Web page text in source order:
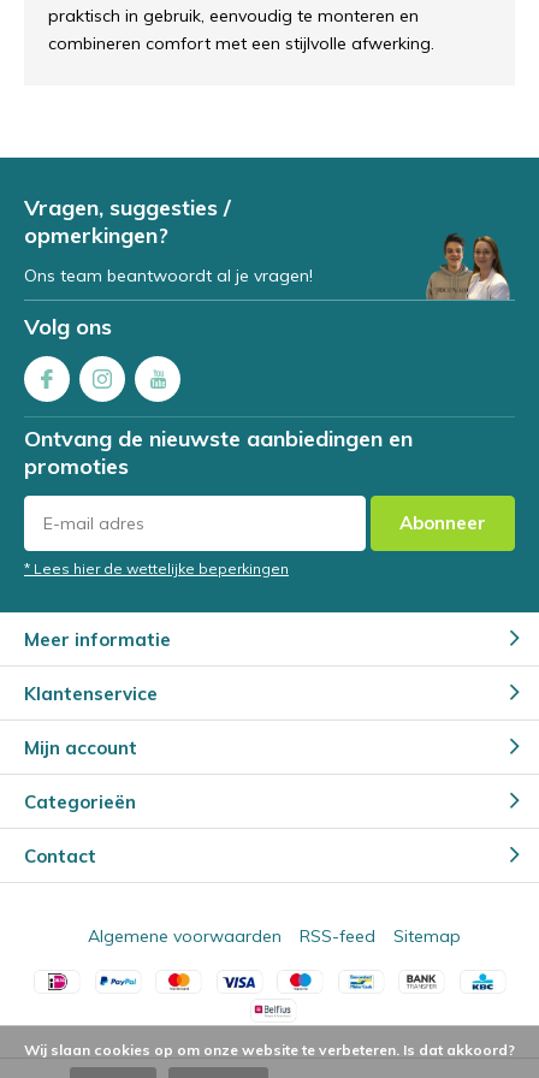
praktisch in gebruik, eenvoudig te monteren en
combineren comfort met een stijlvolle afwerking.
Vragen, suggesties /
opmerkingen?
Ons team beantwoordt al je vragen!
Volg ons
Ontvang de nieuwste aanbiedingen en
promoties
Abonneer
* Lees hier de wettelijke beperkingen
Meer informatie
Klantenservice
Mijn account
Categorieën
Contact
Algemene voorwaarden RSS-feed Sitemap
Wij slaan cookies op om onze website te verbeteren. Is dat akkoord?